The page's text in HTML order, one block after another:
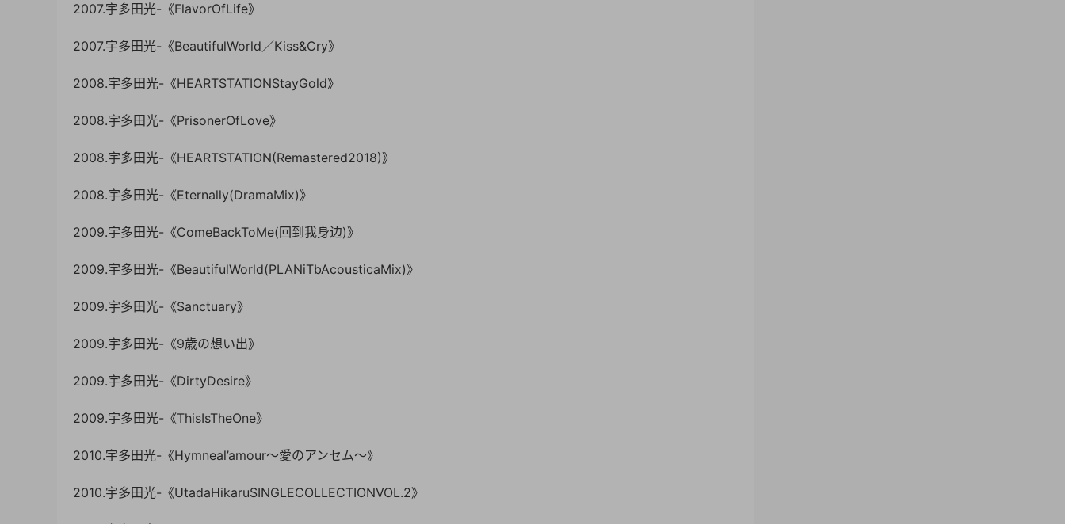
2007.宇多田光-《FlavorOfLife》
2007.宇多田光-《BeautifulWorld／Kiss&Cry》
2008.宇多田光-《HEARTSTATIONStayGold》
2008.宇多田光-《PrisonerOfLove》
2008.宇多田光-《HEARTSTATION(Remastered2018)》
2008.宇多田光-《Eternally(DramaMix)》
2009.宇多田光-《ComeBackToMe(回到我身边)》
2009.宇多田光-《BeautifulWorld(PLANiTbAcousticaMix)》
2009.宇多田光-《Sanctuary》
2009.宇多田光-《9歳の想い出》
2009.宇多田光-《DirtyDesire》
2009.宇多田光-《ThisIsTheOne》
2010.宇多田光-《Hymneal’amour～愛のアンセム～》
2010.宇多田光-《UtadaHikaruSINGLECOLLECTIONVOL.2》